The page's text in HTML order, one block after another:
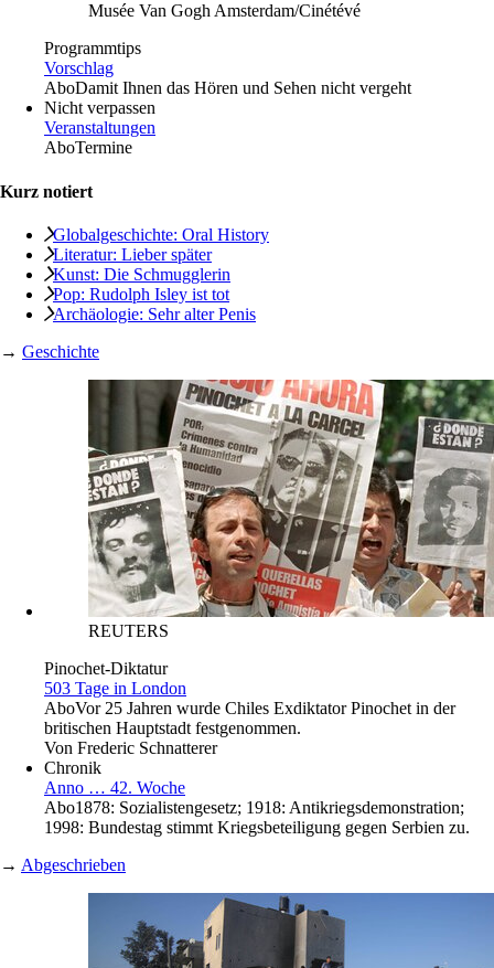
Musée Van Gogh Amsterdam/Cinétévé
Programmtips
Vorschlag
AboDamit Ihnen das Hören und Sehen nicht vergeht
Nicht verpassen
Veranstaltungen
AboTermine
Kurz notiert
Globalgeschichte: Oral History
Literatur: Lieber später
Kunst: Die Schmugglerin
Pop: Rudolph Isley ist tot
Archäologie: Sehr alter Penis
→ Geschichte
REUTERS
Pinochet-Diktatur
503 Tage in London
AboVor 25 Jahren wurde Chiles Exdiktator Pinochet in der
britischen Hauptstadt festgenommen.
Von Frederic Schnatterer
Chronik
Anno … 42. Woche
Abo1878: Sozialistengesetz; 1918: Antikriegsdemonstration;
1998: Bundestag stimmt Kriegsbeteiligung gegen Serbien zu.
→ Abgeschrieben